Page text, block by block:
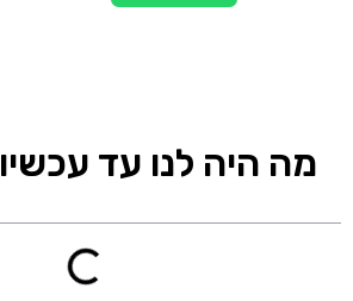
מה היה לנו עד עכשיו